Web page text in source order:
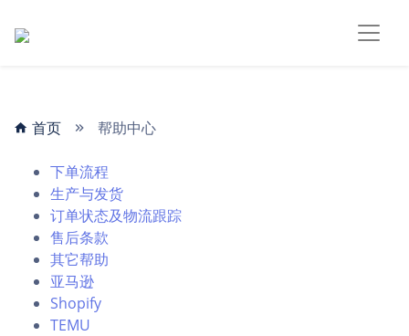
首页 帮助中心
下单流程
生产与发货
订单状态及物流跟踪
售后条款
其它帮助
亚马逊
Shopify
TEMU